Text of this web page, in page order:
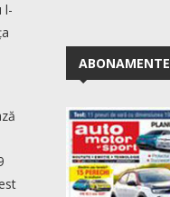
l-
ABONAMENTE